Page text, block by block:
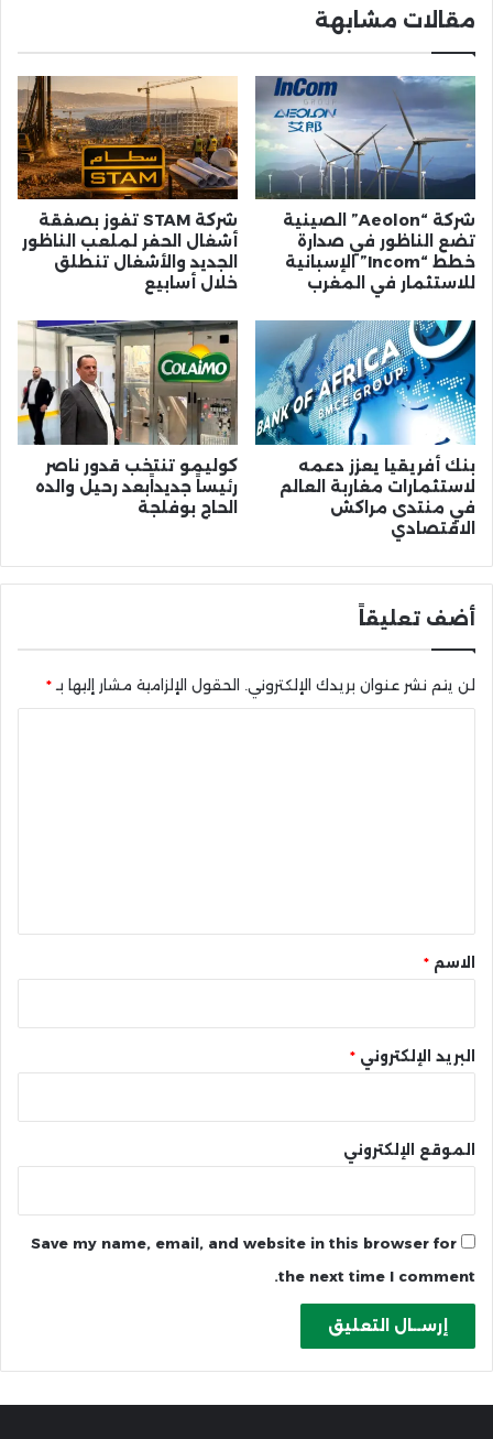
مقالات مشابهة
شركة “Aeolon” الصينية
تضع الناظور في صدارة
خطط “Incom” الإسبانية
للاستثمار في المغرب
شركة STAM تفوز بصفقة
أشغال الحفر لملعب الناظور
الجديد والأشغال تنطلق
خلال أسابيع
بنك أفريقيا يعزز دعمه
لاستثمارات مغاربة العالم
في منتدى مراكش
الاقتصادي
كوليمو تنتخب قدور ناصر
رئيساً جديداًبعد رحيل والده
الحاج بوفلجة
أضف تعليقاً
لن يتم نشر عنوان بريدك الإلكتروني. الحقول الإلزامية مشار إليها بـ*
* الاسم *
البريد الإلكتروني *
الموقع الإلكتروني
Save my name, email, and website in this browser for
the next time I comment.